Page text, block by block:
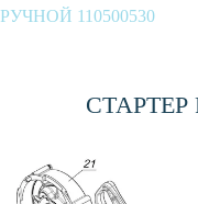
РУЧНОЙ 110500530
СТАРТЕР